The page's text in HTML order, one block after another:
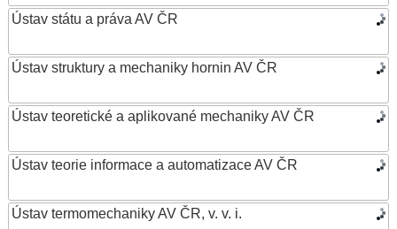
Ústav státu a práva AV ČR
Ústav struktury a mechaniky hornin AV ČR
Ústav teoretické a aplikované mechaniky AV ČR
Ústav teorie informace a automatizace AV ČR
Ústav termomechaniky AV ČR, v. v. i.